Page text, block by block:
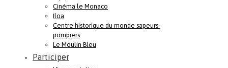
Cinéma le Monaco
Iloa
Centre historique du monde sapeurs-
pompiers
Le Moulin Bleu
Participer